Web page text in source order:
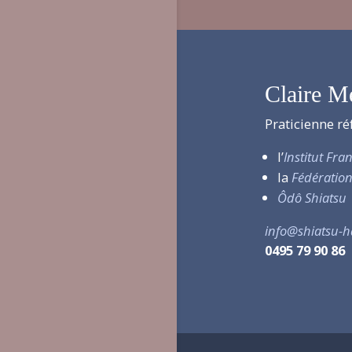
Claire
Praticienne
l’Institut
la
Ôdô Shiatsu
info@shiatsu-
0495 79 90 86